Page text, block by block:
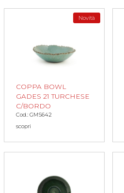
Novità
COPPA BOWL
GADES 21 TURCHESE
C/BORDO
Cod.: GMS642
scopri